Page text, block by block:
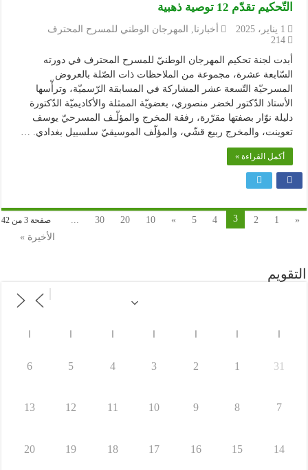
التّحكيم تقدّم 12 توصية ذهبية
1 يناير، 2025 أخبارنا,
المهرجان الوطني للمسرح المحترف
214
أبدت لجنة تحكيم المهرجان الوطنيّ للمسرح المحترف في دورته
السّابعة عشرة، مجموعة من الملاحظات ذات الصّلة بالعروض
المسرحيّة التّسعة عشر المشاركة في المسابقة الرّسميّة، وترأّسها
الأستاذ الدّكتور لخضر منصوري، بعضويّة الممثلة والأكاديميّة الدّكتورة
دليلة نوّار بصفتها مقرّرة، رفقة المخرج والمؤلّـف المسرحيّ يوسف
تعوينت، والمخرج ربيع قشّي، والمؤلّف الموسيقيّ سلسبيل بغدادي. …
أكمل القراءة »
صفحة 3 من 42 «
1
2
3
4
5
»
10
20
30
...
الأخيرة »
التقويم
31
1
2
3
4
5
6
7
8
9
10
11
12
13
14
15
16
17
18
19
20